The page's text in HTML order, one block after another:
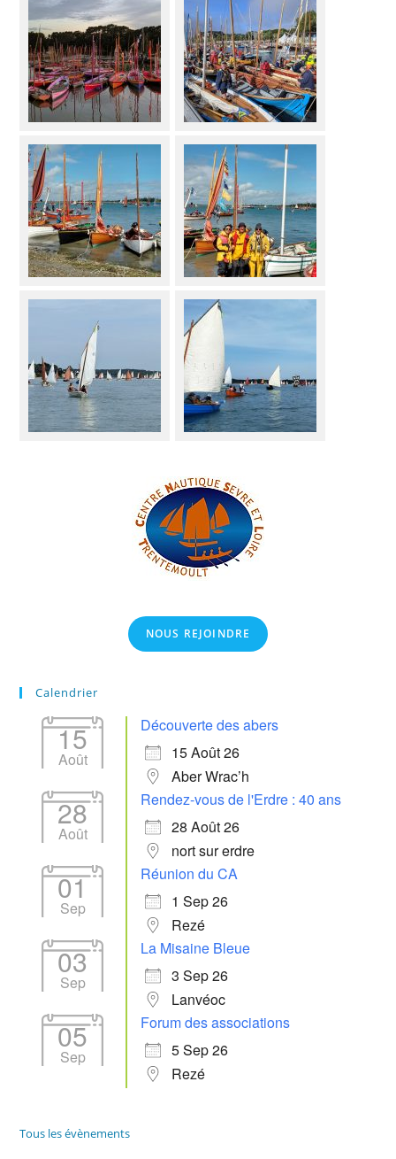
NOUS REJOINDRE
Calendrier
15
Août
Découverte des abers
15 Août 26
Aber Wrac’h
28
Août
Rendez-vous de l'Erdre : 40 ans
28 Août 26
nort sur erdre
01
Sep
Réunion du CA
1 Sep 26
Rezé
03
Sep
La Misaine Bleue
3 Sep 26
Lanvéoc
05
Sep
Forum des associations
5 Sep 26
Rezé
Tous les évènements